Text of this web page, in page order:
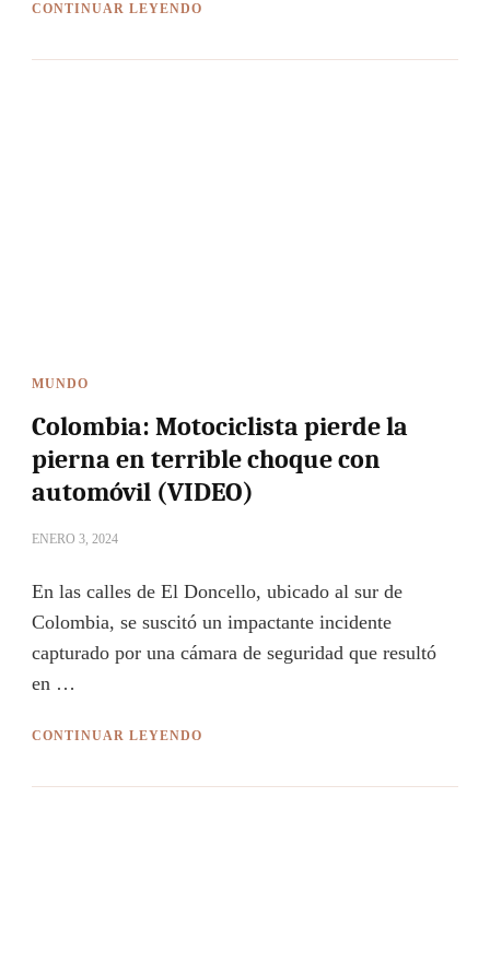
CONTINUAR LEYENDO
MUNDO
Colombia: Motociclista pierde la
pierna en terrible choque con
automóvil (VIDEO)
ENERO 3, 2024
En las calles de El Doncello, ubicado al sur de
Colombia, se suscitó un impactante incidente
capturado por una cámara de seguridad que resultó
en …
CONTINUAR LEYENDO